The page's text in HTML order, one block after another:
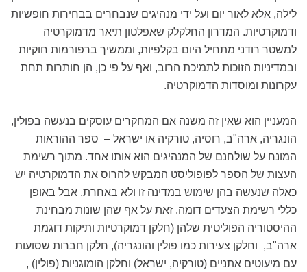
לילה, אלא לאור יום ועל ידי מנהיגים שנבחרים בבחירות חופשיות
ודמוקרטיות. המדרון החלקלק שאפלטון תיאר מדמוקרטיה
למשטר רודני מתחיל היום בקלפיות, וממשיך ברפורמות חוקיות
ובמדיניות הזוכות לתמיכת הרוב, ואף על פי כן, הן חותרות תחת
עקרונות ומוסדות הדמוקרטיה.
המעניין הוא שאין זה משנה אם המחקרים עוסקים בנעשה בפולין,
הונגריה, ארה"ב, רוסיה, טורקיה או ישראל – ספר ההוראות
המונח על שולחנם של המנהיגים הוא אותו אחד. מתוך רשימת
העצות של הספר לפופוליסט המבקש להרוס את הדמוקרטיה יש
כאלה שנעשה בהן שימוש במדינה זו ולא באחרת, אבל באופן
כללי רשימת הצעדים דומה. זאת על אף שהן שונות מבחינת
ההיסטוריה הפוליטית שלהן (חלקן דמוקרטיות ותיקות דוגמת
ארה"ב, וחלקן צעירות כמו פולין והונגריה), חלקן חברות שסועות
עם מיעוטים אתניים (טורקיה, ישראל) וחלקן הומוגניות (פולין) ,